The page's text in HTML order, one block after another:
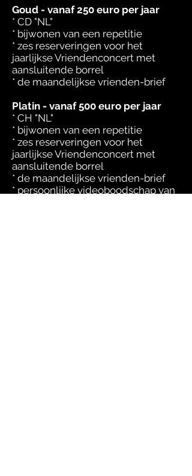
Goud - vanaf 250 euro per jaar
* CD "NL"
* bijwonen van een repetitie
* zes reserveringen voor het
jaarlijkse Vriendenconcert met
aansluitende borrel
* de maandelijkse vrienden-brief
Platin - vanaf 500 euro per jaar
* CH "NL"
* bijwonen van een repetitie
* zes reserveringen voor het
jaarlijkse Vriendenconcert met
aansluitende borrel
* de maandelijkse vrienden-brief
* persoonlijke videoboodschap van